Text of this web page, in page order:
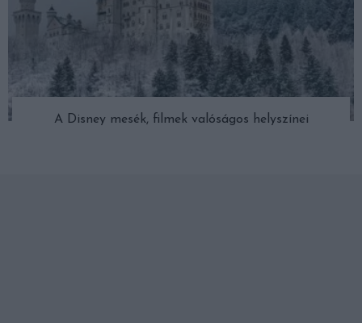
A Disney mesék, filmek valóságos helyszínei